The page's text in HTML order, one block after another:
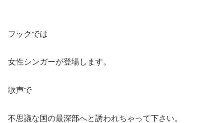
フックでは
女性シンガーが登場します。
歌声で
不思議な国の最深部へと誘われちゃって下さい。